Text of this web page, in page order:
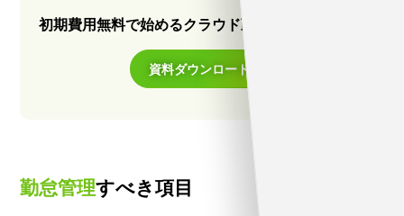
初期費用無料で始めるクラウド勤怠管理システム
資料ダウンロード
勤怠管理すべき項目